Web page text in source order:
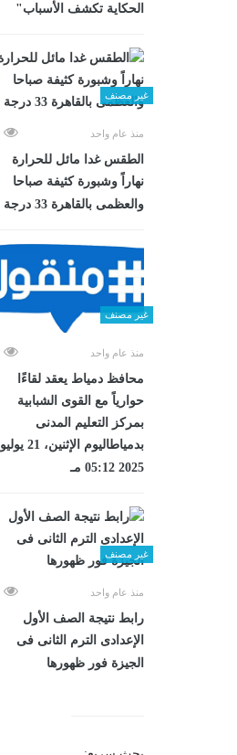
الحكاية تكشف الأسباب"
غير مصنف
منذ عام واحد
الطقس غدا مائل للحرارة
نهاراً وشبورة كثيفة صباحا
والعظمى بالقاهرة 33 درجة
غير مصنف
منذ عام واحد
محافظ دمياط يعقد لقاءًا
حوارياً مع القوى الشبابية
بمركز التعليم المدنى
بدمياطاليوم الإثنين، 21 يوليو
2025 05:12 مـ
غير مصنف
منذ عام واحد
رابط نتيجة الصف الأول
الإعدادى الترم الثانى فى
الجيزة فور ظهورها